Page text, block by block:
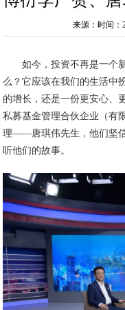
来源：时间：
如今，投资不再是一个
么？它应该在我们的生活中
的增长，还是一份更安心、
私募基金管理合伙企业（
理——唐琪伟先生，他们坚
听他们的故事。